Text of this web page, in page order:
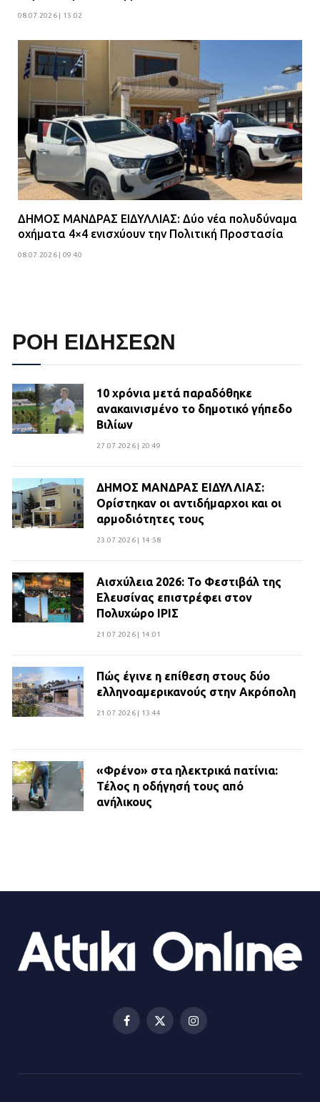
08.07.2026 | 15:02
ΔΗΜΟΣ ΜΑΝΔΡΑΣ ΕΙΔΥΛΛΙΑΣ: Δύο νέα πολυδύναμα
οχήματα 4×4 ενισχύουν την Πολιτική Προστασία
08.07.2026 | 09:40
ΡΟΗ ΕΙΔΗΣΕΩΝ
10 χρόνια μετά παραδόθηκε
ανακαινισμένο το δημοτικό γήπεδο
Βιλίων
27.07.2026 | 20:49
ΔΗΜΟΣ ΜΑΝΔΡΑΣ ΕΙΔΥΛΛΙΑΣ:
Ορίστηκαν οι αντιδήμαρχοι και οι
αρμοδιότητες τους
23.07.2026 | 14:58
Αισχύλεια 2026: Το Φεστιβάλ της
Ελευσίνας επιστρέφει στον
Πολυχώρο ΙΡΙΣ
21.07.2026 | 14:01
Πώς έγινε η επίθεση στους δύο
ελληνοαμερικανούς στην Ακρόπολη
21.07.2026 | 13:44
«Φρένο» στα ηλεκτρικά πατίνια:
Τέλος η οδήγησή τους από
ανήλικους
Βριλήσσια: Αυτοκίνητο έσπασε
τζαμαρία και μπήκε μέσα σε μαγαζί
Facebook
X
Instagram